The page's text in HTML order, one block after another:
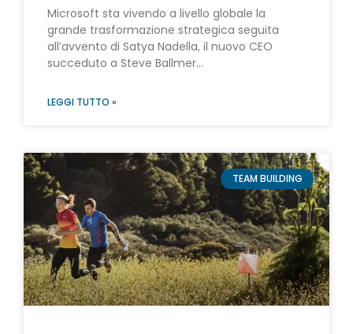
Microsoft sta vivendo a livello globale la
grande trasformazione strategica seguita
all’avvento di Satya Nadella, il nuovo CEO
succeduto a Steve Ballmer…
LEGGI TUTTO »
TEAM BUILDING